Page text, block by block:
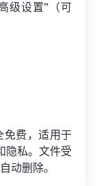
级设置”（可
免费，适用于
隐私。文件受
动删除。